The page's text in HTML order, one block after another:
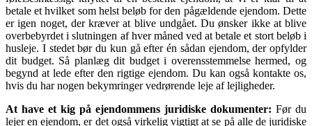
betale et hvilket som helst beløb for den pågældende ejendom. Dette
er igen noget, der kræver at blive undgået. Du ønsker ikke at blive
overbebyrdet i slutningen af hver måned ved at betale et stort beløb i
husleje. I stedet bør du kun gå efter én sådan ejendom, der opfylder
dit budget. Så planlæg dit budget i overensstemmelse hermed, og
begynd at lede efter den rigtige ejendom. Du kan også kontakte os,
hvis du har nogen bekymringer vedrørende leje af lejligheder.
At have et kig på ejendommens juridiske dokumenter: Før du
lejer en ejendom, er det også virkelig vigtigt at se på alle de juridiske